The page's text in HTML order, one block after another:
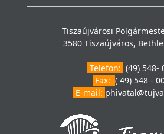
Tiszaújvárosi
3580 Tiszaújváros,
Telefon: (49) 548-
Fax: ( 49) 548 -
E-mail: